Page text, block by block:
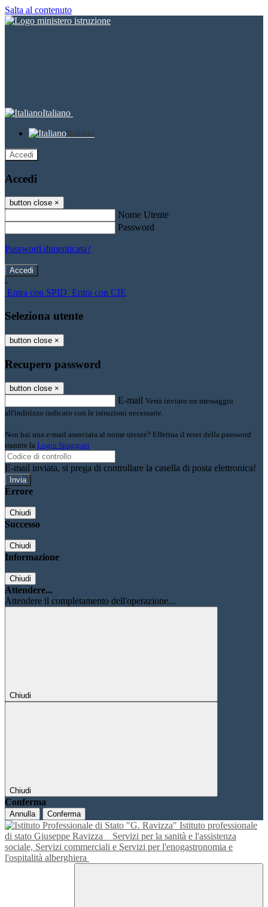
Salta al contenuto
Italiano
Italiano
Accedi
Accedi
button close ×
Nome Utente
Password
Password dimenticata?
-
Entra con SPID Entra con CIE
Seleziona utente
button close ×
Recupero password
button close ×
E-mail Verrà inviato un messaggio
all'indirizzo indicato con le istruzioni necessarie.
Non hai una e-mail associata al nome utente? Effettua il reset della password
tramite la Login Spaggiari
E-mail inviata, si prega di controllare la casella di posta elettronica!
Errore
Chiudi
Successo
Chiudi
Informazione
Chiudi
Attendere...
Attendere il completamento dell'operazione...
Chiudi
Chiudi
Conferma
Annulla Conferma
Istituto professionale
di stato Giuseppe Ravizza
Servizi per la sanità e l'assistenza
sociale, Servizi commerciali e Servizi per l'enogastronomia e
l'ospitalità alberghiera